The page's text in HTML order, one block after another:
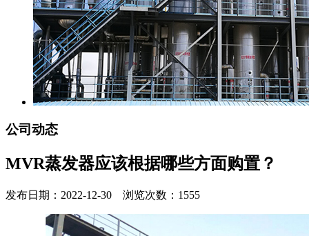
公司动态
MVR蒸发器应该根据哪些方面购置？
发布日期：2022-12-30 浏览次数：1555